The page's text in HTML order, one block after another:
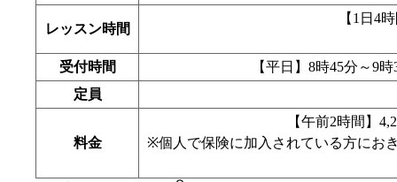
レッスン時間
【1日4
受付時間
【平日】8時45分～9
定員
料金
【午前2時間】
※個人で保険に加入されている方にお